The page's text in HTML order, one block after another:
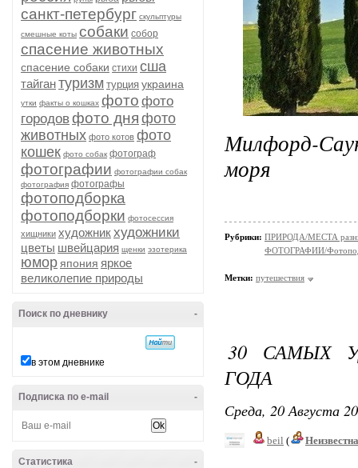
санкт-петербург скульптуры
смешные коты собаки собор
спасение животных
спасение собаки стихи сша
тайгантуризм турция украина
утки факты о кошках фото фото
городовфото дня фото
животных фото котов фото
кошек фото собак фотограф
фотографии фотографии собак
фотография фотографы
фотоподборка
фотоподборки фотосессия
хищники художникхудожники
цветы швейцария щенки эзотерика
юмор япония яркое
великолепие природы
-
Поиск по дневнику
в этом дневнике
-
Подписка по e-mail
-
Статистика
Милфорд-
моря
Рубрики: ПРИРОДА/МЕСТА
ФОТОГРАФИИ/
Метки: путешествия
30 САМЫХ
ГОДА
Среда, 20 Августа
beil (